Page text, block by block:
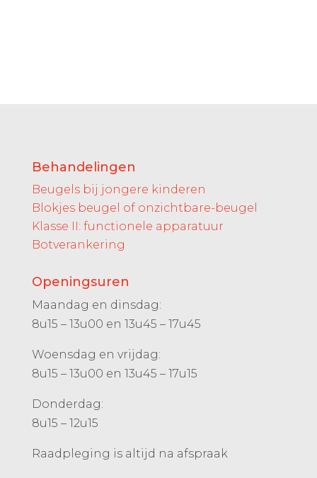
Behandelingen
Beugels bij jongere kinderen
Blokjes beugel of onzichtbare-beugel
Klasse II: functionele apparatuur
Botverankering
Openingsuren
Maandag en dinsdag:
8u15 – 13u00 en 13u45 – 17u45
Woensdag en vrijdag:
8u15 – 13u00 en 13u45 – 17u15
Donderdag:
8u15 – 12u15
Raadpleging is altijd na afspraak